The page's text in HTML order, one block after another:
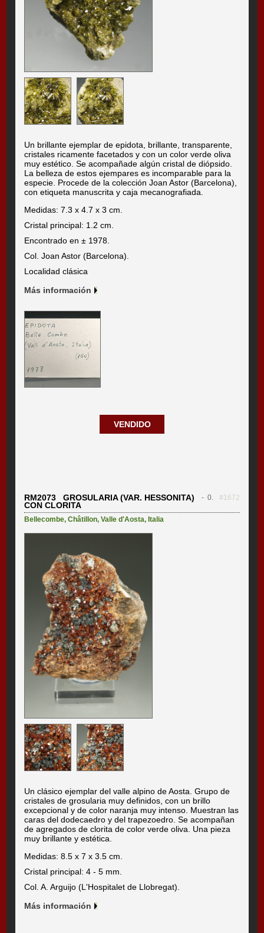
Un brillante ejemplar de epidota, brillante, transparente,
cristales ricamente facetados y con un color verde oliva
muy estético. Se acompañade algún cristal de diópsido.
La belleza de estos ejempares es incomparable para la
especie. Procede de la colección Joan Astor (Barcelona),
con etiqueta manuscrita y caja mecanografiada.
Medidas: 7.3 x 4.7 x 3 cm.
Cristal principal: 1.2 cm.
Encontrado en ± 1978.
Col. Joan Astor (Barcelona).
Localidad clásica
Más información
VENDIDO
RM2073 GROSULARIA (VAR. HESSONITA)
CON CLORITA
- 0. #1672
Bellecombe,Châtillon,Valle d'Aosta,Italia
Un clásico ejemplar del valle alpino de Aosta. Grupo de
cristales de grosularia muy definidos, con un brillo
excepcional y de color naranja muy intenso. Muestran las
caras del dodecaedro y del trapezoedro. Se acompañan
de agregados de clorita de color verde oliva. Una pieza
muy brillante y estética.
Medidas: 8.5 x 7 x 3.5 cm.
Cristal principal: 4 - 5 mm.
Col. A. Arguijo (L'Hospitalet de Llobregat).
Más información